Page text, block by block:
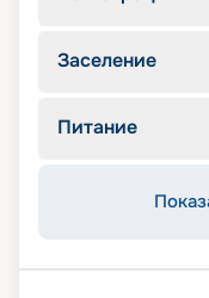
Заселение
Питание